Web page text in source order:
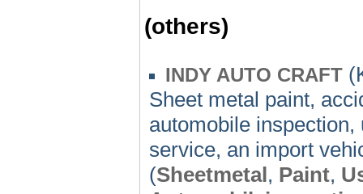
(others)
INDY AUTO CRAFT
Sheet metal paint,
automobile
service, an import
(Sheetmetal, Paint,